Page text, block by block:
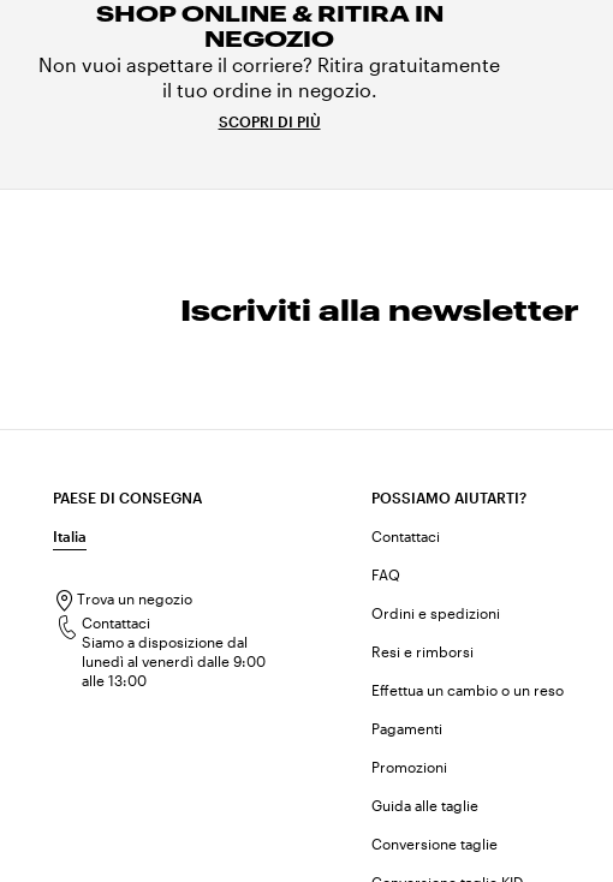
SHOP ONLINE & RITIRA IN
NEGOZIO
Non vuoi aspettare il corriere? Ritira gratuitamente
il tuo ordine in negozio.
SCOPRI DI PIÙ
Iscriviti alla newsletter
PAESE DI CONSEGNA
Italia
Trova un negozio
Contattaci
Siamo a disposizione dal
lunedì al venerdì dalle 9:00
alle 13:00
POSSIAMO AIUTARTI?
Contattaci
FAQ
Ordini e spedizioni
Resi e rimborsi
Effettua un cambio o un reso
Pagamenti
Promozioni
Guida alle taglie
Conversione taglie